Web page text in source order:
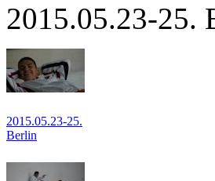
2015.05.23-25.
2015.05.23-25.
Berlin